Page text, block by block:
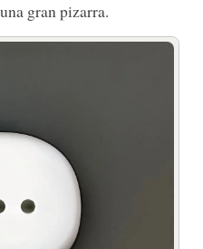
gran pizarra.